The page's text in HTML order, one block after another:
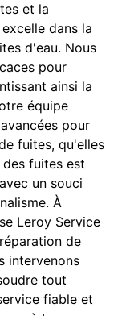
et la
dans la
d'eau. Nous
pour
ainsi la
équipe
pour
fuites, qu'elles
fuites est
un souci
À
Leroy Service
de
intervenons
tout
fiable et